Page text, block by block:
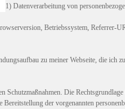
1) Datenverarbeitung von
Betriebssystem, Referrer-
zu meiner Webseite, die ich
Die
der vorgenannten